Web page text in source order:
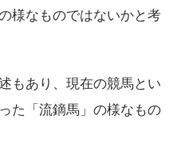
様なものではないかと考
もあり、現在の競馬とい
た「流鏑馬」の様なもの